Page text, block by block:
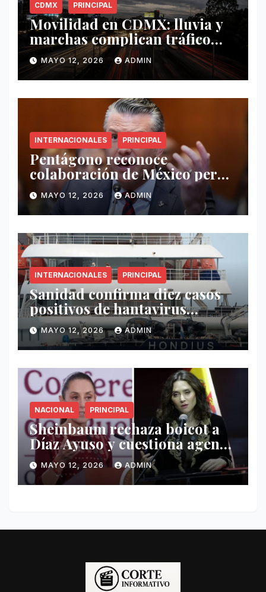
CDMX PRINCIPAL
Movilidad en CDMX: lluvia y
marchas complican tráfico
este 12 de mayo
MAYO 12, 2026 ADMIN
INTERNACIONALES PRINCIPAL
Pentágono reconoce
colaboración de México pero
exige mayor operatividad
antidrogas
MAYO 12, 2026 ADMIN
INTERNACIONALES PRINCIPAL
Sanidad confirma diez casos
positivos de hantavirus
vinculados al crucero MV
Hondius
MAYO 12, 2026 ADMIN
NACIONAL PRINCIPAL
Sheinbaum rechaza boicot a
Díaz Ayuso y cuestiona agenda
de funcionaria española
MAYO 12, 2026 ADMIN